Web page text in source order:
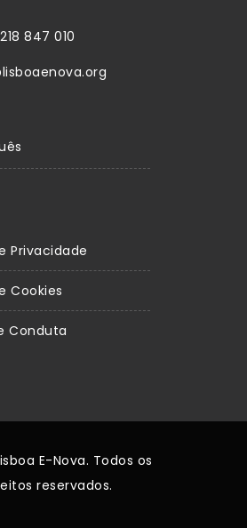
847 010
Privacidade
Cookies
Conduta
E-Nova. Todos os
reservados.